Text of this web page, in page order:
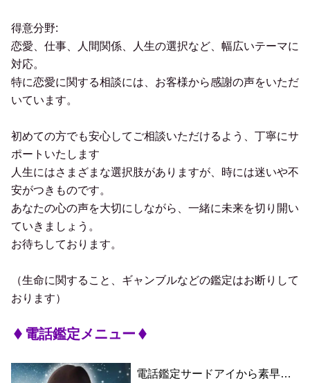
得意分野:
恋愛、仕事、人間関係、人生の選択など、幅広いテーマに
対応。
特に恋愛に関する相談には、お客様から感謝の声をいただ
いています。
初めての方でも安心してご相談いただけるよう、丁寧にサ
ポートいたします
人生にはさまざまな選択肢がありますが、時には迷いや不
安がつきものです。
あなたの心の声を大切にしながら、一緒に未来を切り開い
ていきましょう。
お待ちしております。
（生命に関すること、ギャンブルなどの鑑定はお断りして
おります）
電話鑑定メニュー
電話鑑定サードアイから素早く